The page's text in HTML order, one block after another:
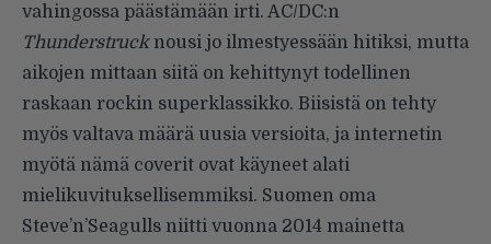
vahingossa päästämään irti. AC/DC:n
Thunderstrucknousi jo ilmestyessään hitiksi, mutta
aikojen mittaan siitä on kehittynyt todellinen
raskaan rockin superklassikko. Biisistä on tehty
myös valtava määrä uusia versioita, ja internetin
myötä nämä coverit ovat käyneet alati
mielikuvituksellisemmiksi. Suomen oma
Steve’n’Seagulls niitti vuonna 2014 mainetta